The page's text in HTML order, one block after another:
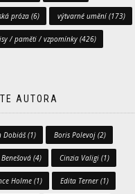
próza (6) výtvarné umění(173)
/ paměti / vzpomínky (426)
AUTORA
Dobiáš(1) Boris Polevoj (2)
(4) Cinzia Valigi (1)
Holme (1) Edita Terner(1)